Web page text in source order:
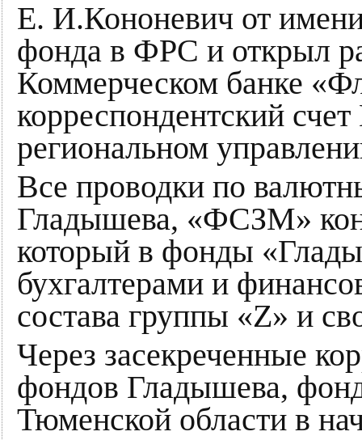
Е. И.Кононевич от
фонда в ФРС и открыл
Коммерческом банке
корреспондентский
региональном
Все проводки по
Гладышева, «ФСЗМ»
который в фонды
бухгалтерами и
состава группы «Z» и
Через засекреченные
фондов Гладышева,
Тюменской области в